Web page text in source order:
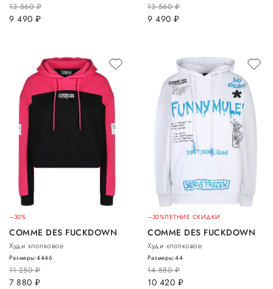
13 560руб.
9 490 руб.
13 560руб.
9 490 руб.
–30%
COMME DES FUCKDOWN
Худи хлопковое
11 250руб.
7 880 руб.
Размеры:4446
–30%ЛЕТНИЕ СКИДКИ
COMME DES FUCKDOWN
Худи хлопковое
14 880руб.
10 420 руб.
Размеры:44